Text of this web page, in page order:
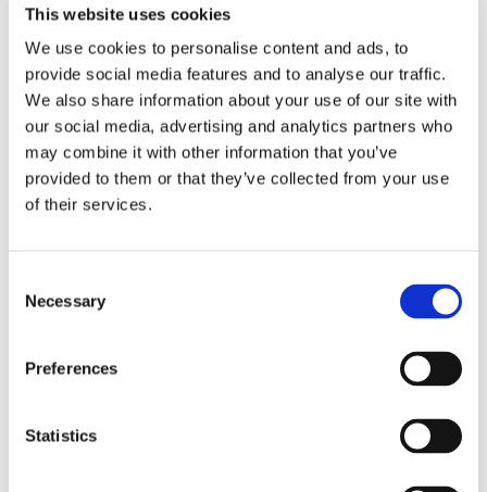
This website uses cookies
We use cookies to personalise content and ads, to
provide social media features and to analyse our traffic.
We also share information about your use of our site with
our social media, advertising and analytics partners who
may combine it with other information that you’ve
provided to them or that they’ve collected from your use
of their services.
Selection
Necessary
Preferences
Statistics
Obbligazioni solidali passive:
rapporti tra surrogazione legale e
regresso
La sentenza n. 16835 del 29 maggio 2026 della
Corte di Cassazione offre l'occasione per tornare
su un tema di grande rilievo teorico e pratico
nell'ambito delle obbligazioni solidali passive: il
21 Luglio 2026
Diritto del Lavoro, Michela Colitta, Sentenze Cassazione